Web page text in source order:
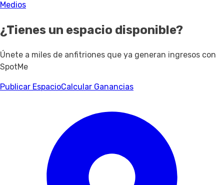
Medios
¿Tienes un espacio disponible?
Únete a miles de anfitriones que ya generan ingresos con
SpotMe
Publicar EspacioCalcular Ganancias